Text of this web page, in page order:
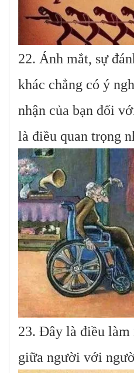
22. Ánh mắt, sự
khác chẳng có ý
nhận của bạn đối
là điều quan trọng
23. Đây là điều làm
giữa người với